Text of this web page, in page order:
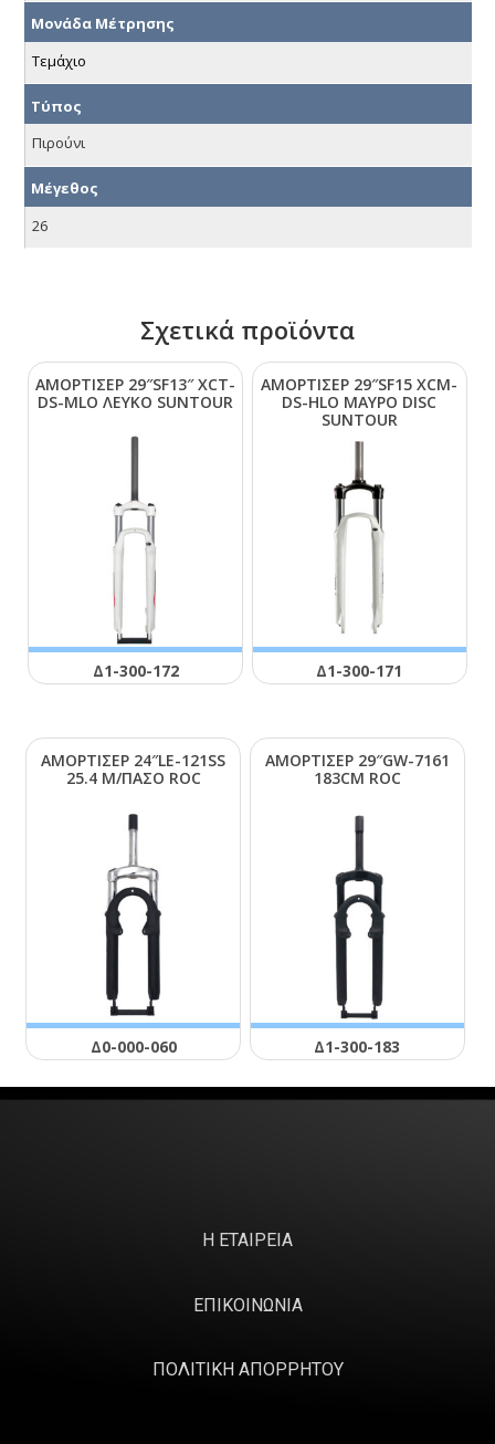
Μονάδα Μέτρησης
Τεμάχιο
Τύπος
Πιρούνι
Μέγεθος
26
Σχετικά προϊόντα
ΑΜΟΡΤΙΣΕΡ 29″SF13″ ΧCΤ-
DS-ΜLΟ ΛΕΥΚΟ SUΝΤΟUR
Δ1-300-172
ΑΜΟΡΤΙΣΕΡ 29″SF15 ΧCΜ-
DS-ΗLΟ ΜΑΥΡΟ DΙSC
SUΝΤΟUR
Δ1-300-171
ΑΜΟΡΤΙΣΕΡ 24″LΕ-121SS
25.4 Μ/ΠΑΣΟ RΟC
Δ0-000-060
ΑΜΟΡΤΙΣΕΡ 29″GW-7161
183CΜ RΟC
Δ1-300-183
Η ΕΤΑΙΡΕΙΑ
ΕΠΙΚΟΙΝΩΝΙΑ
ΠΟΛΙΤΙΚΗ ΑΠΟΡΡΗΤΟΥ